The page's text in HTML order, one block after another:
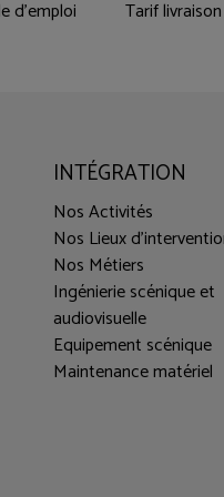
d'emploi Tarif livraison
INTÉGRATION
Nos Activités
Nos Lieux
Nos Métiers
Ingénierie scénique et
audiovisuelle
Equipement scénique
Maintenance matériel